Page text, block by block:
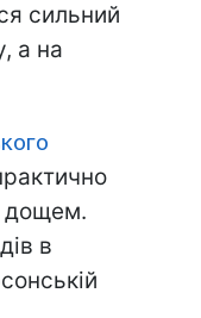
сильний
а на
дощем.
в